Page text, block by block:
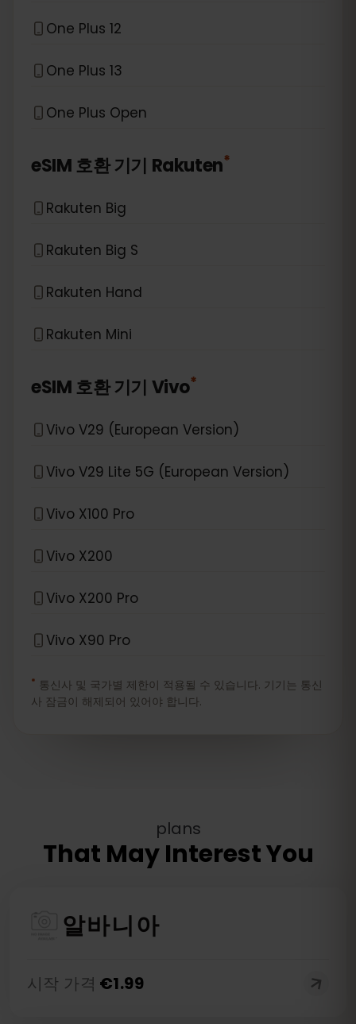
One Plus 12
One Plus 13
One Plus Open
eSIM 호환 기기 Rakuten*
Rakuten Big
Rakuten Big S
Rakuten Hand
Rakuten Mini
eSIM 호환 기기 Vivo*
Vivo V29 (European Version)
Vivo V29 Lite 5G (European Version)
Vivo X100 Pro
Vivo X200
Vivo X200 Pro
Vivo X90 Pro
* 통신사 및 국가별 제한이 적용될 수 있습니다. 기기는 통신
사 잠금이 해제되어 있어야 합니다.
plans
That May Interest You
알바니아
시작 가격 €1.99